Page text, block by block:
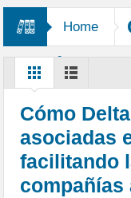
Home
Aerolíneas
Cómo
asociadas
facilitando
compañías